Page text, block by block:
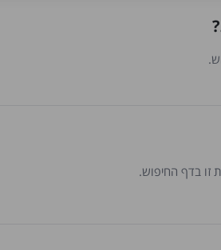
זו בדף החיפוש.